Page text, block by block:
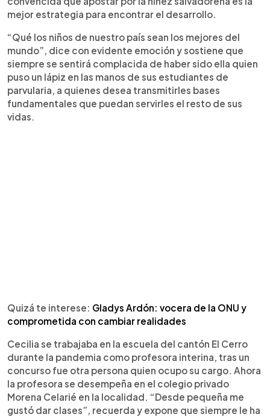
mejor estrategia para encontrar el desarrollo.
“Qué los niños de nuestro país sean los mejores del
mundo”, dice con evidente emoción y sostiene que
siempre se sentirá complacida de haber sido ella quien
puso un lápiz en las manos de sus estudiantes de
parvularia, a quienes desea transmitirles bases
fundamentales que puedan servirles el resto de sus
vidas.
Quizá te interese: Gladys Ardón: vocera de la ONU y
comprometida con cambiar realidades
Cecilia se trabajaba en la escuela del cantón El Cerro
durante la pandemia como profesora interina, tras un
concurso fue otra persona quien ocupo su cargo. Ahora
la profesora se desempeña en el colegio privado
Morena Celarié en la localidad. “Desde pequeña me
gustó dar clases”, recuerda y expone que siempre le ha